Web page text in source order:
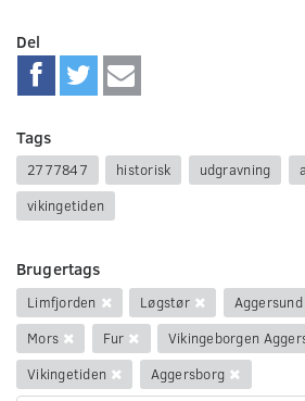
Del
Tags
2777847 historisk udgravning
vikingetiden
Brugertags
Limfjorden Løgstør Aggersund
Mors
Fur
Vikingeborgen
Vikingetiden
Aggersborg